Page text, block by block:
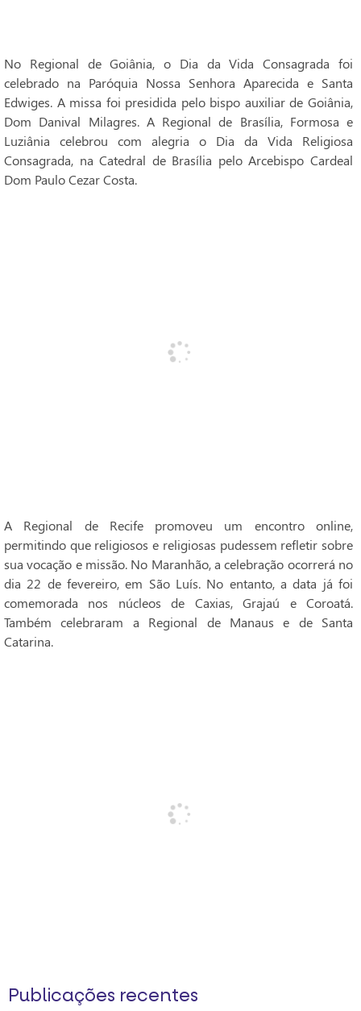
No Regional de Goiânia, o Dia da Vida Consagrada foi
celebrado na Paróquia Nossa Senhora Aparecida e Santa
Edwiges. A missa foi presidida pelo bispo auxiliar de Goiânia,
Dom Danival Milagres. A Regional de Brasília, Formosa e
Luziânia celebrou com alegria o Dia da Vida Religiosa
Consagrada, na Catedral de Brasília pelo Arcebispo Cardeal
Dom Paulo Cezar Costa.
A Regional de Recife promoveu um encontro online,
permitindo que religiosos e religiosas pudessem refletir sobre
sua vocação e missão. No Maranhão, a celebração ocorrerá no
dia 22 de fevereiro, em São Luís. No entanto, a data já foi
comemorada nos núcleos de Caxias, Grajaú e Coroatá.
Também celebraram a Regional de Manaus e de Santa
Catarina.
Publicações recentes